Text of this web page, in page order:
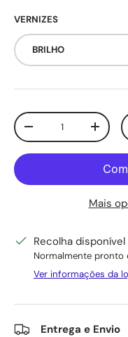
VERNIZES
BRILHO
Qtd.
Diminuir quantidade
Mais
Recolha disponível
Normalmente pronto
Ver informações da
Entrega e Envio